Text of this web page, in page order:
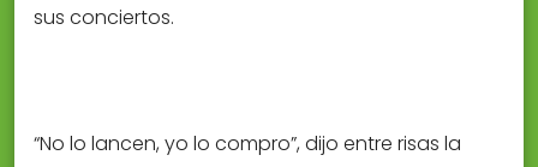
sus conciertos.
“No lo lancen, yo lo compro”, dijo entre risas la